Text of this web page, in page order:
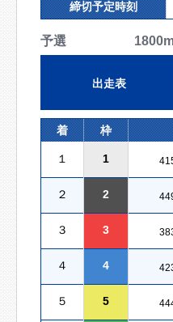
締切予定時刻
予選
出走表
着 枠
１ 1
２ 2
３ 3
４ 4
５ 5